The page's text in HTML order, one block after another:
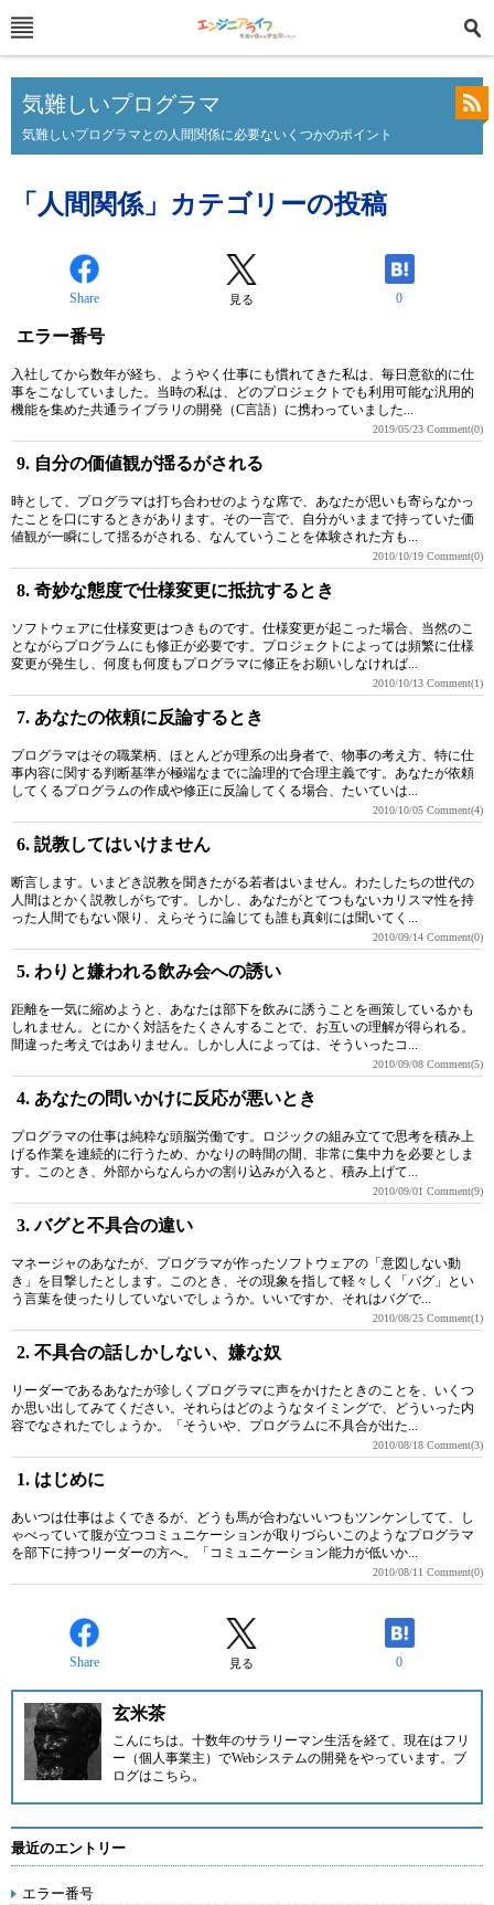
気難しいプログラマ
気難しいプログラマとの人間関係に必要ないくつかのポイント
「人間関係」カテゴリーの投稿
Share 見る 0
エラー番号
入社してから数年が経ち、ようやく仕事にも慣れてきた私は、毎日意欲的に仕
事をこなしていました。当時の私は、どのプロジェクトでも利用可能な汎用的
機能を集めた共通ライブラリの開発（C言語）に携わっていました...
2019/05/23 Comment(0)
9. 自分の価値観が揺るがされる
時として、プログラマは打ち合わせのような席で、あなたが思いも寄らなかっ
たことを口にするときがあります。その一言で、自分がいままで持っていた価
値観が一瞬にして揺るがされる、なんていうことを体験された方も...
2010/10/19 Comment(0)
8. 奇妙な態度で仕様変更に抵抗するとき
ソフトウェアに仕様変更はつきものです。仕様変更が起こった場合、当然のこ
とながらプログラムにも修正が必要です。プロジェクトによっては頻繁に仕様
変更が発生し、何度も何度もプログラマに修正をお願いしなければ...
2010/10/13 Comment(1)
7. あなたの依頼に反論するとき
プログラマはその職業柄、ほとんどが理系の出身者で、物事の考え方、特に仕
事内容に関する判断基準が極端なまでに論理的で合理主義です。あなたが依頼
してくるプログラムの作成や修正に反論してくる場合、たいていは...
2010/10/05 Comment(4)
6. 説教してはいけません
断言します。いまどき説教を聞きたがる若者はいません。わたしたちの世代の
人間はとかく説教しがちです。しかし、あなたがとてつもないカリスマ性を持
った人間でもない限り、えらそうに論じても誰も真剣には聞いてく...
2010/09/14 Comment(0)
5. わりと嫌われる飲み会への誘い
距離を一気に縮めようと、あなたは部下を飲みに誘うことを画策しているかも
しれません。とにかく対話をたくさんすることで、お互いの理解が得られる。
間違った考えではありません。しかし人によっては、そういったコ...
2010/09/08 Comment(5)
4. あなたの問いかけに反応が悪いとき
プログラマの仕事は純粋な頭脳労働です。ロジックの組み立てで思考を積み上
げる作業を連続的に行うため、かなりの時間の間、非常に集中力を必要としま
す。このとき、外部からなんらかの割り込みが入ると、積み上げて...
2010/09/01 Comment(9)
3. バグと不具合の違い
マネージャのあなたが、プログラマが作ったソフトウェアの「意図しない動
き」を目撃したとします。このとき、その現象を指して軽々しく「バグ」とい
う言葉を使ったりしていないでしょうか。いいですか、それはバグで...
2010/08/25 Comment(1)
2. 不具合の話しかしない、嫌な奴
リーダーであるあなたが珍しくプログラマに声をかけたときのことを、いくつ
か思い出してみてください。それらはどのようなタイミングで、どういった内
容でなされたでしょうか。「そういや、プログラムに不具合が出た...
2010/08/18 Comment(3)
1. はじめに
あいつは仕事はよくできるが、どうも馬が合わないいつもツンケンしてて、し
ゃべっていて腹が立つコミュニケーションが取りづらいこのようなプログラマ
を部下に持つリーダーの方へ。「コミュニケーション能力が低いか...
2010/08/11 Comment(0)
Share 見る 0
玄米茶
こんにちは。十数年のサラリーマン生活を経て、現在はフリ
ー（個人事業主）でWebシステムの開発をやっています。ブ
ログはこちら 。
最近のエントリー
エラー番号